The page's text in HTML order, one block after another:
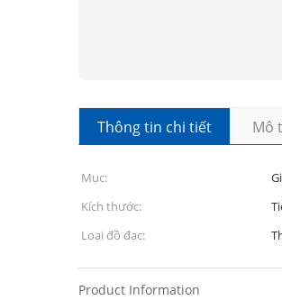
Thông tin chi tiết Mô
Mục:
Kích thước:
Loại đồ đạc:
Product Information